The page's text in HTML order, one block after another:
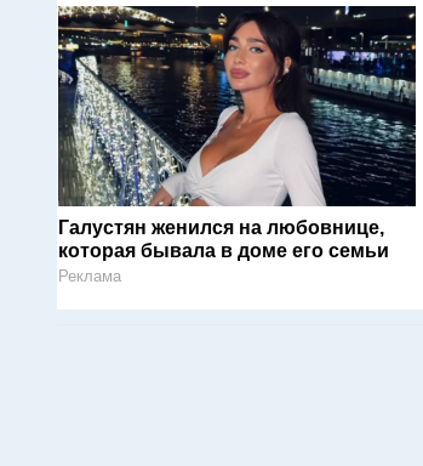
Галустян женился на любовнице,
которая бывала в доме его семьи
Реклама